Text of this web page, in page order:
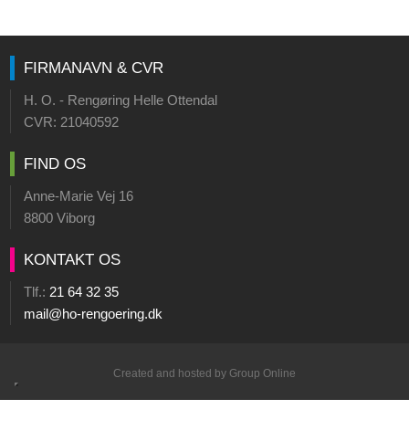
FIRMANAVN & CVR​
H. O. - Rengøring Helle Ottendal
CVR: ​21040592
FIND OS
Anne-Marie Vej 16
8800 Viborg
KONTAKT OS
Tlf.: 21 64 32 35
mail@ho-rengoering.dk
Created and hosted by Group Online